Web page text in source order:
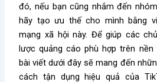
đó, nếu bạn cũng nhắm đến
hãy tạo ưu thế cho mình bằng
mạng xã hội này. Để giúp các
lược quảng cáo phù hợp trên nền
bài viết dưới đây sẽ mang đến
cách tận dụng hiệu quả của